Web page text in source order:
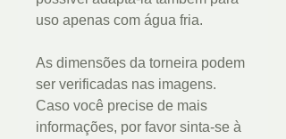
uso apenas com água fria.
As dimensões da torneira podem
ser verificadas nas imagens.
Caso você precise de mais
informações, por favor sinta-se à